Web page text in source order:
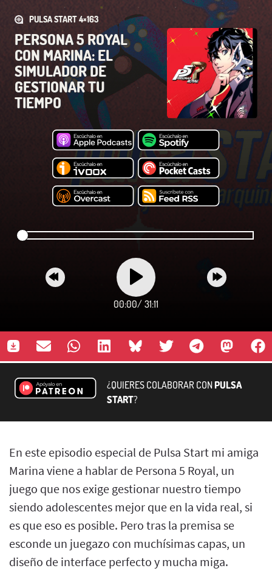
PULSA START 4×163
PERSONA 5 ROYAL
CON MARINA: EL
SIMULADOR DE
GESTIONAR TU
TIEMPO
00:00/ 31:11
¿QUIERES COLABORAR CONPULSA
START?
En este episodio especial de Pulsa Start mi amiga
Marina viene a hablar de Persona 5 Royal, un
juego que nos exige gestionar nuestro tiempo
siendo adolescentes mejor que en la vida real, si
es que eso es posible. Pero tras la premisa se
esconde un juegazo con muchísimas capas, un
diseño de interface perfecto y mucha miga.